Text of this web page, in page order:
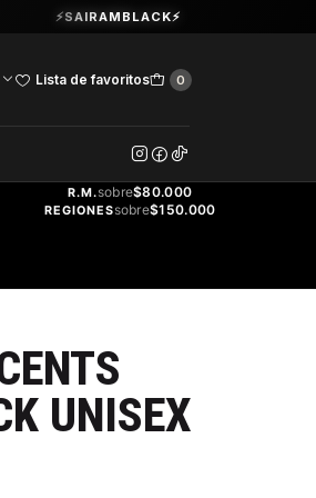
Lista de favoritos 0
Oficina 102.Ver Horarios
⚡SAIRAMBLACK⚡
GRATIS
R.M.sobre$80.000
REGIONESsobre$150.000
UNISEX